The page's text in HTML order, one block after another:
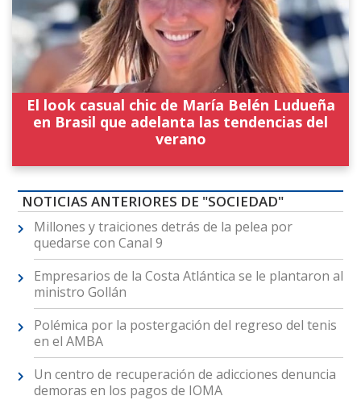
El look casual chic de María Belén Ludueña
en Brasil que adelanta las tendencias del
verano
NOTICIAS ANTERIORES DE "SOCIEDAD"
Millones y traiciones detrás de la pelea por
quedarse con Canal 9
Empresarios de la Costa Atlántica se le plantaron al
ministro Gollán
Polémica por la postergación del regreso del tenis
en el AMBA
Un centro de recuperación de adicciones denuncia
demoras en los pagos de IOMA